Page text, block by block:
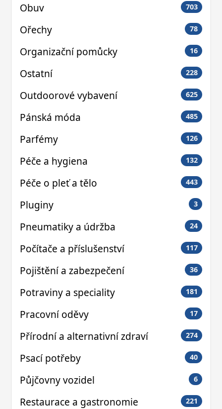
Obuv 703
Ořechy 78
Organizační pomůcky 16
Ostatní 228
Outdoorové vybavení 625
Pánská móda 485
Parfémy 126
Péče a hygiena 132
Péče o pleť a tělo 443
Pluginy 3
Pneumatiky a údržba 24
Počítače a příslušenství 117
Pojištění a zabezpečení 36
Potraviny a speciality 181
Pracovní oděvy 17
Přírodní a alternativní zdraví 274
Psací potřeby 40
Půjčovny vozidel 6
Restaurace a gastronomie 221